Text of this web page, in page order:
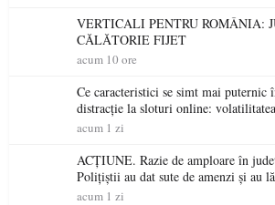
VERTICALI PENTRU ROMÂNIA:
CĂLĂTORIE FIJET
acum 10 ore
Ce caracteristici se simt mai puternic
distracție la sloturi online:
acum 1 zi
ACȚIUNE. Razie de amploare în
Polițiștii au dat sute de amenzi și au
permis într-o singură zi
acum 1 zi